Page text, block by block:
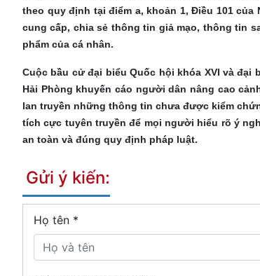
theo quy định tại điểm a, khoản 1, Điều 101 của
cung cấp, chia sẻ thông tin giả mạo, thông tin
phẩm của cá nhân.
Cuộc bầu cử đại biểu Quốc hội khóa XVI và đại
Hải Phòng khuyến cáo người dân nâng cao
lan truyền những thông tin chưa được kiểm
tích cực tuyên truyền để mọi người hiểu rõ ý
an toàn và đúng quy định pháp luật.
Gửi ý kiến:
Họ tên *